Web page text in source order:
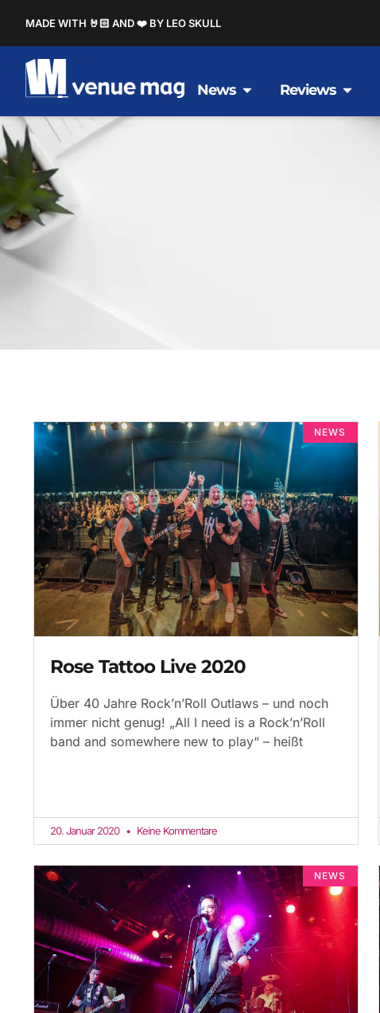
MADE WITH 🤘🏻 AND ❤️ BY LEO SKULL
News Reviews
NEWS
Rose Tattoo Live 2020
Über 40 Jahre Rock’n’Roll Outlaws – und noch
immer nicht genug! „All I need is a Rock’n’Roll
band and somewhere new to play“ – heißt
20. Januar 2020 Keine Kommentare
NEWS